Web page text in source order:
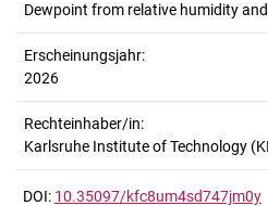
Dewpoint from relative humidity
Erscheinungsjahr:
2026
Rechteinhaber/in:
Karlsruhe Institute of Technology
DOI: 10.35097/kfc8um4sd747jm0y